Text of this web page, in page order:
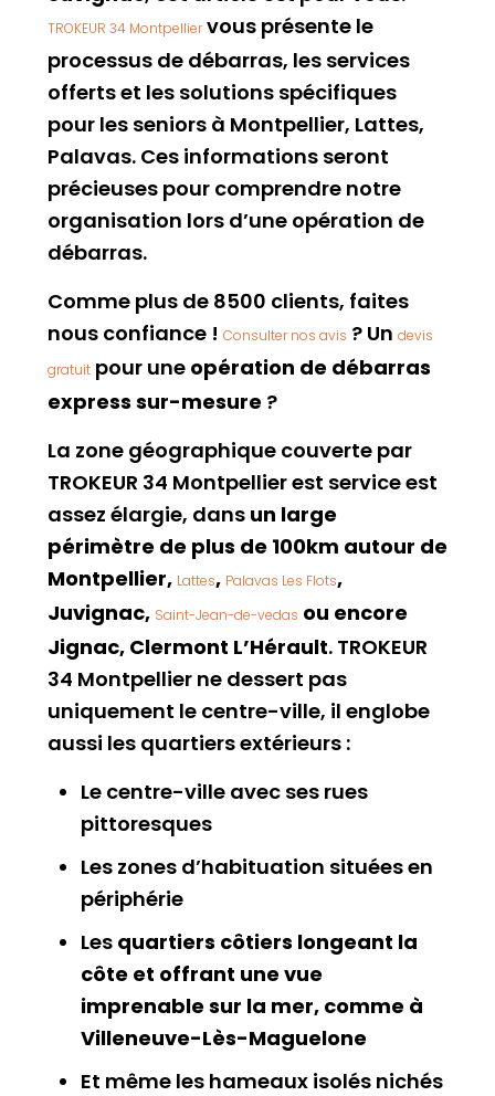
TROKEUR 34 Montpelliervous présente le
processus de débarras, les services
offerts et les solutions spécifiques
pour les seniors à Montpellier, Lattes,
Palavas. Ces informations seront
précieuses pour comprendre notre
organisation lors d’une opération de
débarras.
Comme plus de 8500 clients, faites
nous confiance ! Consulter nos avis ? Un devis
gratuit pour une opération de débarras
express sur-mesure ?
La zone géographique couverte par
TROKEUR 34 Montpellier est service est
assez élargie, dans un large
périmètre de plus de 100km autour de
Montpellier, Lattes, Palavas Les Flots,
Juvignac, Saint-Jean-de-vedas ou encore
Jignac, Clermont L’Hérault. TROKEUR
34 Montpellier ne dessert pas
uniquement le centre-ville, il englobe
aussi les quartiers extérieurs :
Le centre-ville avec ses rues
pittoresques
Les zones d’habituation situées en
périphérie
Les quartiers côtiers longeant la
côte et offrant une vue
imprenable sur la mer, comme à
Villeneuve-Lès-Maguelone
Et même les hameaux isolés nichés